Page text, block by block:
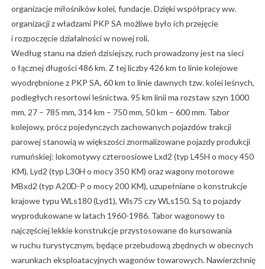
organizacje miłośników kolei, fundacje. Dzięki współpracy ww.
organizacji z władzami PKP SA możliwe było ich przejęcie
i rozpoczęcie działalności w nowej roli.
Według stanu na dzień dzisiejszy, ruch prowadzony jest na sieci
o łącznej długości 486 km. Z tej liczby 426 km to linie kolejowe
wyodrębnione z PKP SA, 60 km to linie dawnych tzw. kolei leśnych,
podległych resortowi leśnictwa. 95 km linii ma rozstaw szyn 1000
mm, 27 – 785 mm, 314 km – 750 mm, 50 km – 600 mm. Tabor
kolejowy, prócz pojedynczych zachowanych pojazdów trakcji
parowej stanowią w większości znormalizowane pojazdy produkcji
rumuńskiej: lokomotywy czteroosiowe Lxd2 (typ L45H o mocy 450
KM), Lyd2 (typ L30H o mocy 350 KM) oraz wagony motorowe
MBxd2 (typ A20D-P o mocy 200 KM), uzupełniane o konstrukcje
krajowe typu WLs180 (Lyd1), Wls75 czy WLs150. Są to pojazdy
wyprodukowane w latach 1960-1986. Tabor wagonowy to
najczęściej lekkie konstrukcje przystosowane do kursowania
w ruchu turystycznym, będące przebudową zbędnych w obecnych
warunkach eksploatacyjnych wagonów towarowych. Nawierzchnię